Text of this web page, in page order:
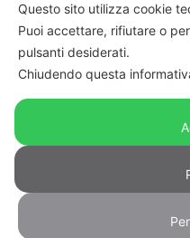
Note legali
Informazioni sul
personali
Privacy & Cookie Policy
© FIRST CISL - C.F.
Questo sito utilizza cookie
Puoi accettare, rifiutare o
pulsanti desiderati.
Chiudendo questa